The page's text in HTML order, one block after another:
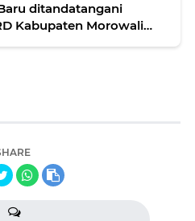
ditandatangani
Kabupaten Morowali